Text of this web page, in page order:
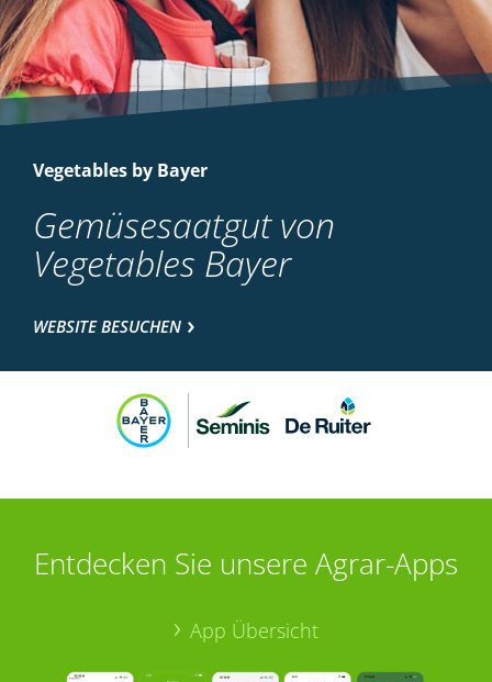
Vegetables by Bayer
Gemüsesaatgut von
Vegetables Bayer
WEBSITE BESUCHEN
Entdecken Sie unsere Agrar-Apps
App Übersicht